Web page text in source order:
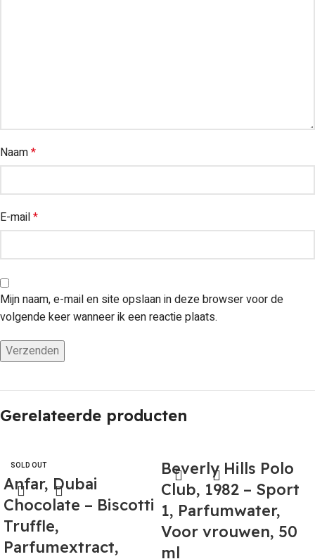
Naam*
E-mail*
Mijn naam, e-mail en site opslaan in deze browser voor de
volgende keer wanneer ik een reactie plaats.
Gerelateerde producten
SOLD OUT
Anfar, Dubai
Chocolate – Biscotti
Truffle,
Parfumextract,
Beverly Hills Polo
Club, 1982 – Sport
1, Parfumwater,
Voor vrouwen, 50
ml